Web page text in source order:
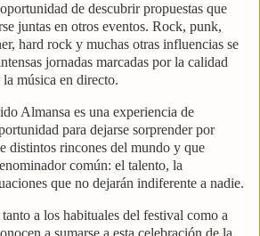
de descubrir propuestas que
juntas en otros eventos. Rock, punk,
hard rock y muchas otras influencias se
jornadas marcadas por la calidad
música en directo.
Almansa es una experiencia de
para dejarse sorprender por
distintos rincones del mundo y que
común: el talento, la
que no dejarán indiferente a nadie.
a los habituales del festival como a
a sumarse a esta celebración de la